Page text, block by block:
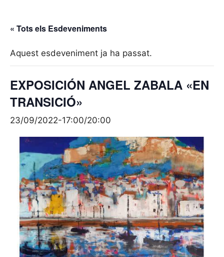
« Tots els Esdeveniments
Aquest esdeveniment ja ha passat.
EXPOSICIÓN ANGEL ZABALA «EN
TRANSICIÓ»
23/09/2022-17:00/20:00